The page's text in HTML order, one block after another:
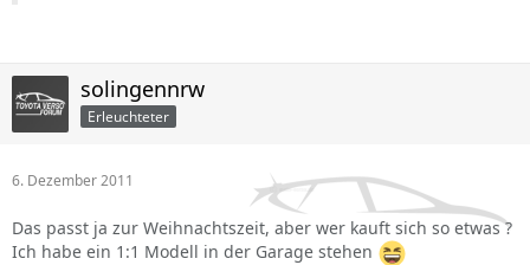
solingennrw
Erleuchteter
6. Dezember 2011
Das passt ja zur Weihnachtszeit, aber wer kauft sich so etwas ?
Ich habe ein 1:1 Modell in der Garage stehen